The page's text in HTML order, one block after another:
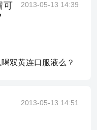
可
2013-05-13 14:39
双黄连口服液么？
2013-05-13 14:51